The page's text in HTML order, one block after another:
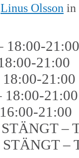
Linus Olsson in
18:00-21:00
21:00
21:00
18:00-21:00
21:00
–
STÄNGT –